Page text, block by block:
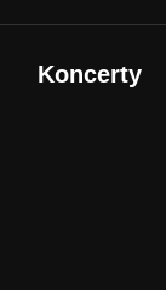
Koncerty